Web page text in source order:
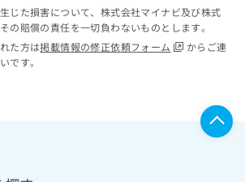
じた損害について、株式会社マイナビ及び株式
の賠償の責任を一切負わないものとします。
た方は掲載情報の修正依頼フォーム
からご連
です。